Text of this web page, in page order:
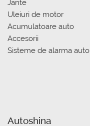
Jante
Uleiuri de motor
Acumulatoare auto
Accesorii
Sisteme de alarma auto
Autoshina